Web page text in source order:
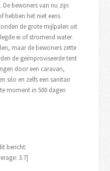
bewoners van nu zijn
hebben het niet eens
de grote mijlpalen uit
ei of stromend water.
maar de bewoners zette
de geïmproviseerde tent
door een caravan,
silo en zelfs een sanitair
moment in 500 dagen
bericht:
3.7]